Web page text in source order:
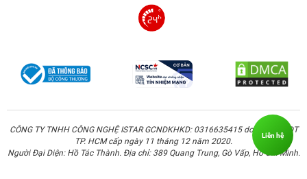
CÔNG TY TNHH CÔNG NGHỆ ISTAR GCNDKHKD: 0316635415 do Sở KH & ĐT
TP. HCM cấp ngày 11 tháng 12 năm 2020.
Người Đại Diện: Hồ Tác Thành. Địa chỉ: 389 Quang Trung, Gò Vấp, Hồ Chí Minh.
Liên hệ